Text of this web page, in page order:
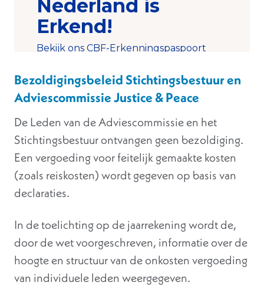
Bezoldigingsbeleid Stichtingsbestuur en
Adviescommissie Justice & Peace
De Leden van de Adviescommissie en het
Stichtingsbestuur ontvangen geen bezoldiging.
Een vergoeding voor feitelijk gemaakte kosten
(zoals reiskosten) wordt gegeven op basis van
declaraties.
In de toelichting op de jaarrekening wordt de,
door de wet voorgeschreven, informatie over de
hoogte en structuur van de onkosten vergoeding
van individuele leden weergegeven.